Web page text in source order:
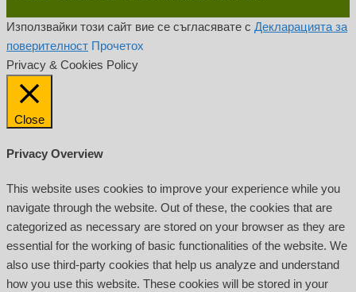
Използвайки този сайт вие се съгласявате с Декларацията за
поверителност Прочетох
Privacy & Cookies Policy
Close
Privacy Overview
This website uses cookies to improve your experience while you
navigate through the website. Out of these, the cookies that are
categorized as necessary are stored on your browser as they are
essential for the working of basic functionalities of the website. We
also use third-party cookies that help us analyze and understand
how you use this website. These cookies will be stored in your